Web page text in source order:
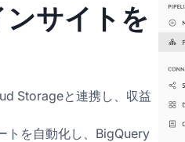
サイトを
Storageと連携し、収益
トを自動化し、BigQuery